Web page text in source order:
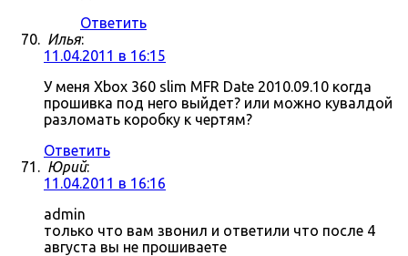
Ответить
Илья:
11.04.2011 в 16:15
У меня Xbox 360 slim MFR Date 2010.09.10 когда
прошивка под него выйдет? или можно кувалдой
разломать коробку к чертям?
Ответить
Юрий:
11.04.2011 в 16:16
admin
только что вам звонил и ответили что после 4
августа вы не прошиваете